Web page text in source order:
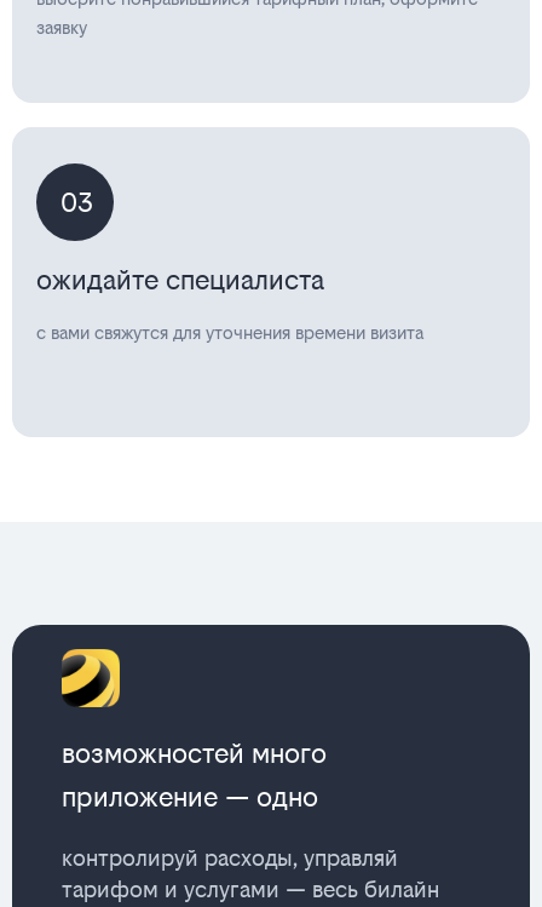
заявку
03
ожидайте специалиста
с вами свяжутся для уточнения времени визита
возможностей много
приложение — одно
контролируй расходы, управляй
тарифом и услугами — весь билайн